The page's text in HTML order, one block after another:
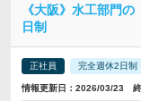
《大阪》水工部門
日制
正社員 完全週休2日制
情報更新日：2026/03/23